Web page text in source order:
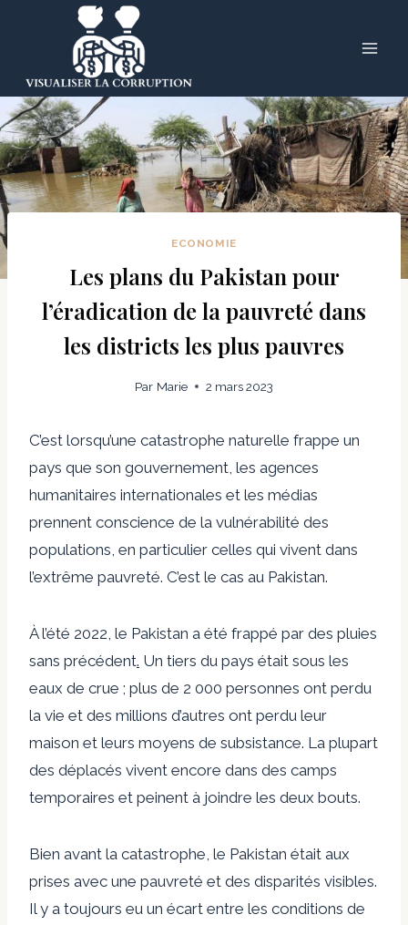
ECONOMIE
Les plans du Pakistan pour
l’éradication de la pauvreté dans
les districts les plus pauvres
Par Marie 2 mars 2023
C’est lorsqu’une catastrophe naturelle frappe un
pays que son gouvernement, les agences
humanitaires internationales et les médias
prennent conscience de la vulnérabilité des
populations, en particulier celles qui vivent dans
l’extrême pauvreté. C’est le cas au Pakistan.
À l’été 2022, le Pakistan a été frappé par des pluies
sans précédent. Un tiers du pays était sous les
eaux de crue ; plus de 2 000 personnes ont perdu
la vie et des millions d’autres ont perdu leur
maison et leurs moyens de subsistance. La plupart
des déplacés vivent encore dans des camps
temporaires et peinent à joindre les deux bouts.
Bien avant la catastrophe, le Pakistan était aux
prises avec une pauvreté et des disparités visibles.
Il y a toujours eu un écart entre les conditions de